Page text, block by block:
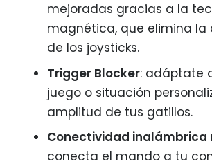
mejoradas gracias a la
magnética, que elimina la
de los joysticks.
Trigger Blocker: adáptate
juego o situación
amplitud de tus gatillos.
Conectividad
conecta el mando a tu